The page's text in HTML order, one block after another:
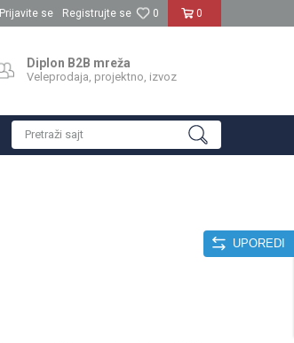
0
0
Prijavite se Registrujte se
Diplon B2B mreža
Veleprodaja, projektno, izvoz
Pretraži sajt
UPOREDI